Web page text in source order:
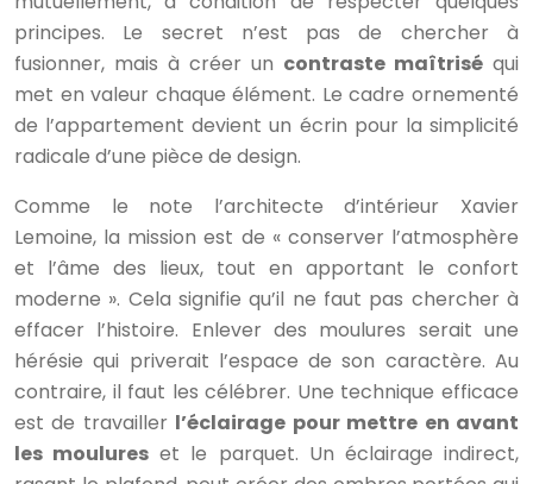
principes. Le secret n’est pas de chercher à
fusionner, mais à créer un contraste maîtrisé qui
met en valeur chaque élément. Le cadre ornementé
de l’appartement devient un écrin pour la simplicité
radicale d’une pièce de design.
Comme le note l’architecte d’intérieur Xavier
Lemoine, la mission est de « conserver l’atmosphère
et l’âme des lieux, tout en apportant le confort
moderne ». Cela signifie qu’il ne faut pas chercher à
effacer l’histoire. Enlever des moulures serait une
hérésie qui priverait l’espace de son caractère. Au
contraire, il faut les célébrer. Une technique efficace
est de travailler l’éclairage pour mettre en avant
les moulures et le parquet. Un éclairage indirect,